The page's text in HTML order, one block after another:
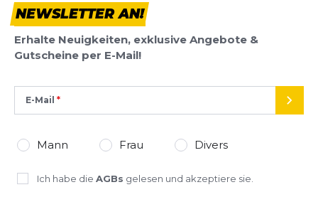
DatenschutzbestimmungenundNutzungsbedingungenvon
Google.
NEWSLETTER AN!
Erhalte Neuigkeiten, exklusive Angebote &
Gutscheine per E-Mail!
E-Mail
Mann Frau Divers
Ich habe die AGBs gelesen und akzeptiere sie.